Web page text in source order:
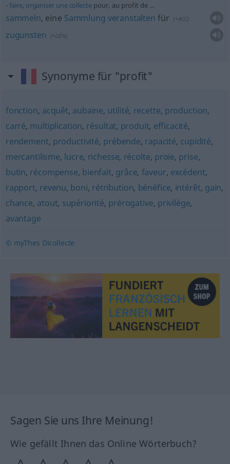
faire, organiser une collectepour, au profit de …
sammeln, eine Sammlung veranstalten für (+ACC)
zugunsten (+GÉN)
Synonyme für "profit"
fonction, acquêt, aubaine, utilité, recette, production,
carré, multiplication, résultat, produit, efficacité,
rendement, productivité, prébende, rapacité, cupidité,
mercantilisme, lucre, richesse, récolte, proie, prise,
butin, récompense, bienfait, grâce, faveur, excédent,
rapport, revenu, boni, rétribution, bénéfice, intérêt, gain,
chance, atout, supériorité, prérogative, privilège,
avantage
© myThes Dicollecte
Sagen Sie uns Ihre Meinung!
Wie gefällt Ihnen das Online Wörterbuch?